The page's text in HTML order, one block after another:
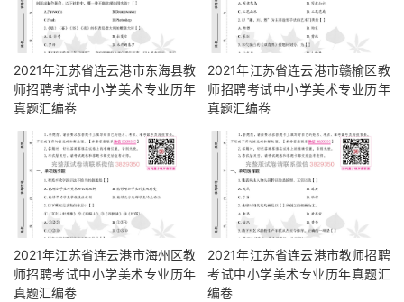
2021年江苏省连云港市东海县教
师招聘考试中小学美术专业历年
真题汇编卷
2021年江苏省连云港市赣榆区教
师招聘考试中小学美术专业历年
真题汇编卷
2021年江苏省连云港市海州区教
师招聘考试中小学美术专业历年
真题汇编卷
2021年江苏省连云港市教师招聘
考试中小学美术专业历年真题汇
编卷